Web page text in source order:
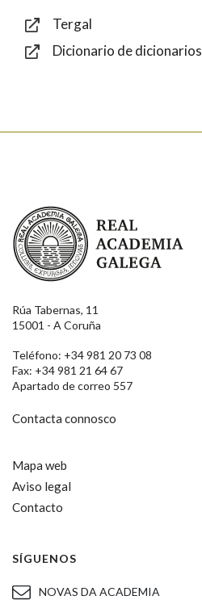
Tergal
Dicionario de dicionarios
Real Academia Galega
Rúa Tabernas, 11
15001 - A Coruña
Teléfono: +34 981 20 73 08
Fax: +34 981 21 64 67
Apartado de correo 557
Contacta connosco
Mapa web
Aviso legal
Contacto
SÍGUENOS
NOVAS DA ACADEMIA